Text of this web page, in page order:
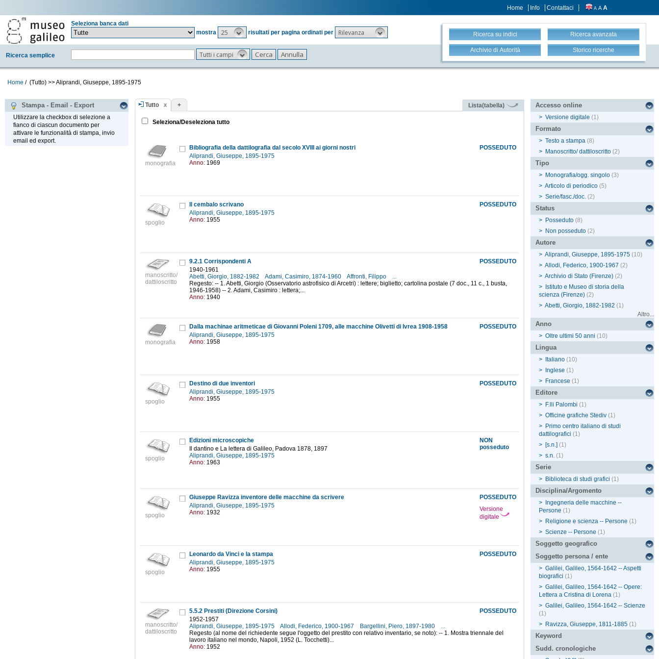
Home Info Contattaci A A A
Seleziona banca dati
mostra
25 risultati per pagina ordinati per Rilevanza
Ricerca semplice Tutti i campi
Ricerca su indici Ricerca avanzata
Archivio di Autorità Storico ricerche
Home / (Tutto) >>Aliprandi, Giuseppe, 1895-1975
Stampa - Email - Export
Utilizzare la checkbox di selezione a
fianco di ciascun documento per
attivare le funzionalità di stampa, invio
email ed export.
Tutto + Lista(tabella)
Seleziona/Deseleziona tutto
monografia
POSSEDUTO
Bibliografia della dattilografia dal secolo XVIII ai giorni nostri
Aliprandi, Giuseppe, 1895-1975
Anno: 1969
spoglio
POSSEDUTO
Il cembalo scrivano
Aliprandi, Giuseppe, 1895-1975
Anno: 1955
manoscritto/
dattiloscritto
POSSEDUTO
9.2.1 Corrispondenti A
1940-1961
Abetti, Giorgio, 1882-1982
Adami, Casimiro, 1874-1960 Affronti, Filippo
...
Regesto: -- 1. Abetti, Giorgio (Osservatorio astrofisico di Arcetri) : lettere; biglietto; cartolina postale (7 doc., 11 c., 1 busta,
1946-1958) -- 2. Adami, Casimiro : lettera;...
Anno: 1940
monografia
POSSEDUTO
Dalla machinae aritmeticae di Giovanni Poleni 1709, alle macchine Olivetti di Ivrea 1908-1958
Aliprandi, Giuseppe, 1895-1975
Anno: 1958
spoglio
POSSEDUTO
Destino di due inventori
Aliprandi, Giuseppe, 1895-1975
Anno: 1955
spoglio
NON
posseduto
Edizioni microscopiche
Il dantino e La lettera di Galileo, Padova 1878, 1897
Aliprandi, Giuseppe, 1895-1975
Anno: 1963
spoglio
POSSEDUTO
Versione
digitale
Giuseppe Ravizza inventore delle macchine da scrivere
Aliprandi, Giuseppe, 1895-1975
Anno: 1932
spoglio
POSSEDUTO
Leonardo da Vinci e la stampa
Aliprandi, Giuseppe, 1895-1975
Anno: 1955
manoscritto/
dattiloscritto
POSSEDUTO
5.5.2 Prestiti (Direzione Corsini)
1952-1957
Aliprandi, Giuseppe, 1895-1975
Allodi, Federico, 1900-1967 Bargellini, Piero, 1897-1980
...
Regesto (al nome del richiedente segue l'oggetto del prestito con relativo inventario, se noto): -- 1. Mostra triennale del
lavoro italiano nel mondo, Napoli, 1952 (L. Tocchetti)...
Anno: 1952
Accesso online
> Versione digitale (1)
Formato
> Testo a stampa (8)
> Manoscritto/ dattiloscritto (2)
Tipo
> Monografia/ogg. singolo (3)
> Articolo di periodico (5)
> Serie/fasc./doc. (2)
Status
> Posseduto (8)
> Non posseduto (2)
Autore
> Aliprandi, Giuseppe, 1895-1975 (10)
> Allodi, Federico, 1900-1967 (2)
> Archivio di Stato (Firenze) (2)
>
Istituto e Museo di storia della
scienza (Firenze) (2)
> Abetti, Giorgio, 1882-1982 (1)
Altro...
Anno
> Oltre ultimi 50 anni (10)
Lingua
> Italiano (10)
>
Inglese (1)
> Francese (1)
Editore
> F.lli Palombi (1)
> Officine grafiche Stediv (1)
> Primo centro italiano di studi
dattilografici (1)
> [s.n.] (1)
> s.n. (1)
Serie
> Biblioteca di studi grafici (1)
Disciplina/Argomento
>
Ingegneria delle macchine --
Persone (1)
> Religione e scienza -- Persone (1)
> Scienze -- Persone (1)
Soggetto geografico
Soggetto persona / ente
> Galilei, Galileo, 1564-1642 -- Aspetti
biografici (1)
> Galilei, Galileo, 1564-1642 -- Opere:
Lettera a Cristina di Lorena (1)
> Galilei, Galileo, 1564-1642 -- Scienze
(1)
> Ravizza, Giuseppe, 1811-1885 (1)
Keyword
Sudd. cronologiche